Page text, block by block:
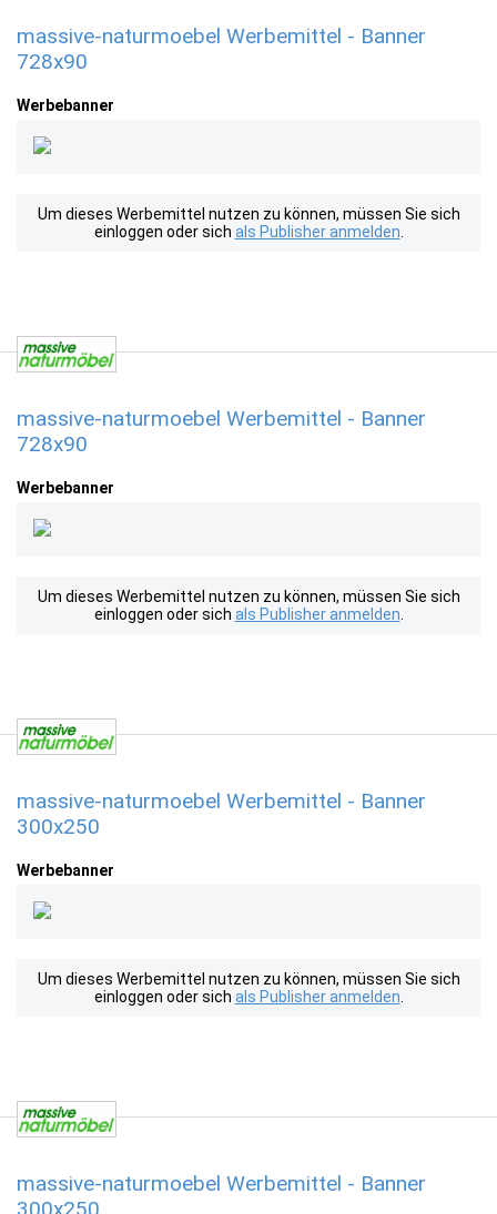
massive-naturmoebel Werbemittel - Banner
728x90
Werbebanner
Um dieses Werbemittel nutzen zu können, müssen Sie sich
einloggen oder sich als Publisher anmelden
massive-naturmoebel Werbemittel - Banner
728x90
Werbebanner
Um dieses Werbemittel nutzen zu können, müssen Sie sich
einloggen oder sich als Publisher anmelden
massive-naturmoebel Werbemittel - Banner
300x250
Werbebanner
Um dieses Werbemittel nutzen zu können, müssen Sie sich
einloggen oder sich als Publisher anmelden
massive-naturmoebel Werbemittel - Banner